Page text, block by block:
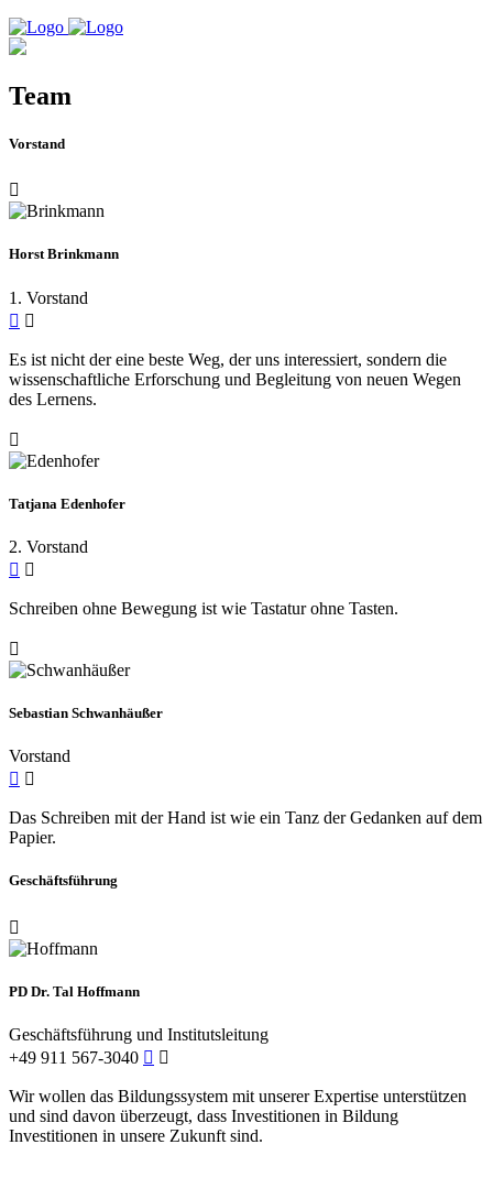
Team
Vorstand
Horst Brinkmann
1. Vorstand
Es ist nicht der eine beste Weg, der uns interessiert, sondern die
wissenschaftliche Erforschung und Begleitung von neuen Wegen
des Lernens.
Tatjana Edenhofer
2. Vorstand
Schreiben ohne Bewegung ist wie Tastatur ohne Tasten.
Sebastian Schwanhäußer
Vorstand
Das Schreiben mit der Hand ist wie ein Tanz der Gedanken auf dem
Papier.
Geschäftsführung
PD Dr. Tal Hoffmann
Geschäftsführung und Institutsleitung
+49 911 567-3040
Wir wollen das Bildungssystem mit unserer Expertise unterstützen
und sind davon überzeugt, dass Investitionen in Bildung
Investitionen in unsere Zukunft sind.